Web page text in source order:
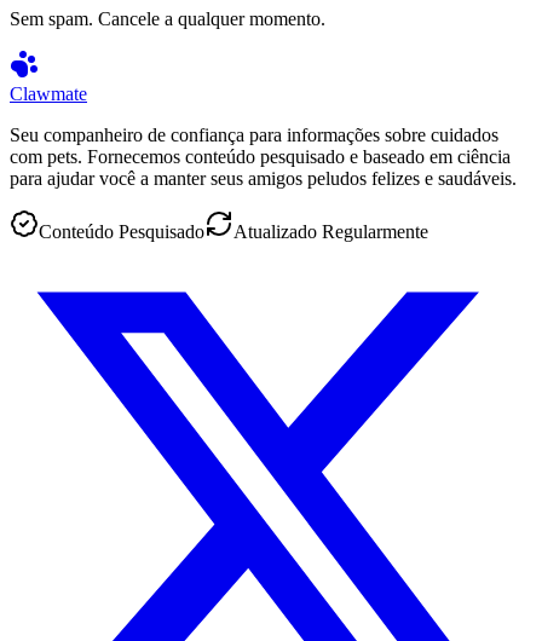
Sem spam. Cancele a qualquer momento.
Clawmate
Seu companheiro de confiança para informações sobre cuidados
com pets. Fornecemos conteúdo pesquisado e baseado em ciência
para ajudar você a manter seus amigos peludos felizes e saudáveis.
Conteúdo Pesquisado Atualizado Regularmente